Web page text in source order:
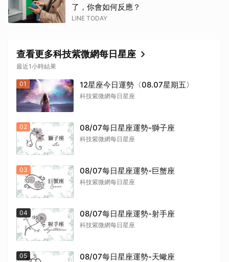
了，你會如何反應？
LINE TODAY
查看更多科技紫微網每日星座
最近1小時結果
01 12星座今日運勢〈08.07星期五〉
科技紫微網每日星座
02 08/07每日星座運勢-獅子座
科技紫微網每日星座
03 08/07每日星座運勢-巨蟹座
科技紫微網每日星座
04 08/07每日星座運勢-射手座
科技紫微網每日星座
05 08/07每日星座運勢-天蠍座